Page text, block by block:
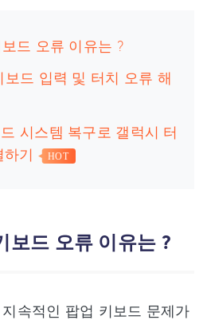
드 오류 이유는 ?
보드 입력 및 터치 오류 해
시스템 복구로 갤럭시 터
기
HOT
보드 오류 이유는 ?
속적인 팝업 키보드 문제가